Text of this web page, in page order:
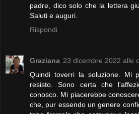
padre, dico solo che la lettera
Saluti e auguri.
Rispondi
Graziana 23 dicembre 2022 alle
Quindi toverri la soluzione. Mi
resisto. Sono certa che
conosco. Mi piacerebbe
che, pur essendo un genere